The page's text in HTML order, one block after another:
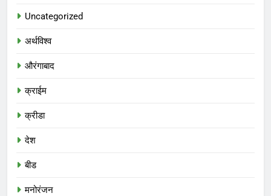
Uncategorized
अर्थविश्व
औरंगाबाद
क्राईम
क्रीडा
देश
बीड
मनोरंजन